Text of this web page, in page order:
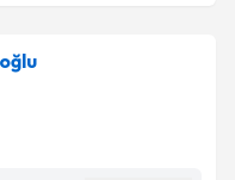
ile bilgilendireceğiz.